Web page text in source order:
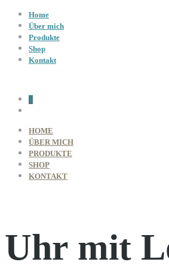
Home
Über mich
Produkte
Shop
Kontakt
0
HOME
ÜBER MICH
PRODUKTE
SHOP
KONTAKT
Uhr mit